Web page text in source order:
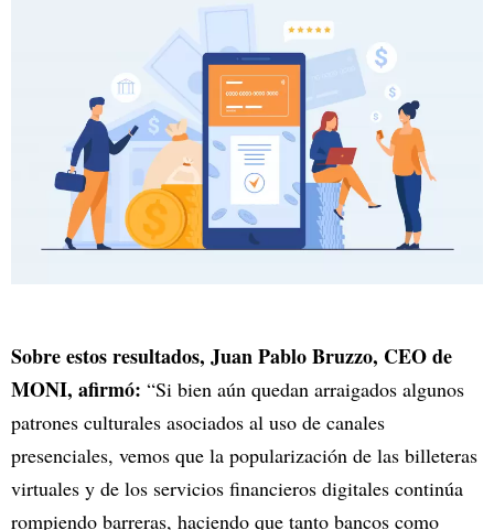
Sobre estos resultados, Juan Pablo Bruzzo, CEO de
MONI, afirmó: “Si bien aún quedan arraigados algunos
patrones culturales asociados al uso de canales
presenciales, vemos que la popularización de las billeteras
virtuales y de los servicios financieros digitales continúa
rompiendo barreras, haciendo que tanto bancos como